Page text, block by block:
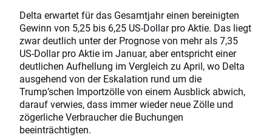
Delta erwartet für das Gesamtjahr einen bereinigten
Gewinn von 5,25 bis 6,25 US-Dollar pro Aktie. Das liegt
zwar deutlich unter der Prognose von mehr als 7,35
US-Dollar pro Aktie im Januar, aber entspricht einer
deutlichen Aufhellung im Vergleich zu April, wo Delta
ausgehend von der Eskalation rund um die
Trump’schen Importzölle von einem Ausblick abwich,
darauf verwies, dass immer wieder neue Zölle und
zögerliche Verbraucher die Buchungen
beeinträchtigten.